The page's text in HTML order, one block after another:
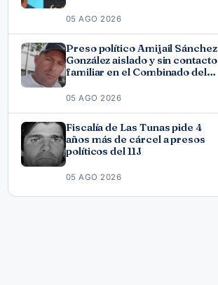
Fonseca
05 AGO 2026
Preso político Amijail Sánchez
González aislado y sin contacto
familiar en el Combinado del
05 AGO 2026
Fiscalía de Las Tunas pide 4
años más de cárcel a presos
políticos del 11J
05 AGO 2026